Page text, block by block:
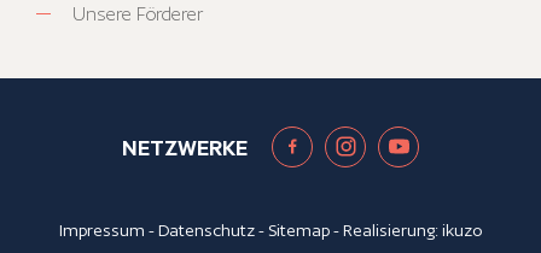
Unsere Förderer
NETZWERKE
Impressum -Datenschutz- Sitemap- Realisierung:ikuzo